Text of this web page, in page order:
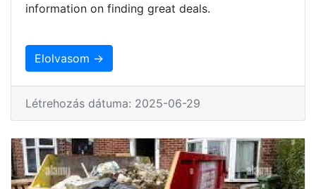
information on finding great deals.
Elolvasom →
Létrehozás dátuma: 2025-06-29